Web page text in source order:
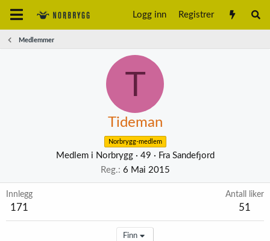
Logg inn Registrer
Medlemmer
T
Tideman
Norbrygg-medlem
Medlem i Norbrygg · 49 · Fra Sandefjord
Reg. 6 Mai 2015
Innlegg
171
Antall liker
51
Finn